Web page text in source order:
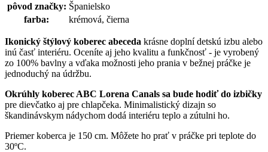
pôvod značky: Španielsko
farba:
krémová, čierna
Ikonický štýlový koberec abeceda krásne doplní detskú izbu alebo
inú časť interiéru. Oceníte aj jeho kvalitu a funkčnosť - je vyrobený
zo 100% bavlny a vďaka možnosti jeho prania v bežnej práčke je
jednoduchý na údržbu.
Okrúhly koberec ABC Lorena Canals sa bude hodiť do izbičky
pre dievčatko aj pre chlapčeka. Minimalistický dizajn so
škandinávskym nádychom dodá interiéru teplo a zútulni ho.
Priemer koberca je 150 cm. Môžete ho prať v práčke pri teplote do
30ºC.